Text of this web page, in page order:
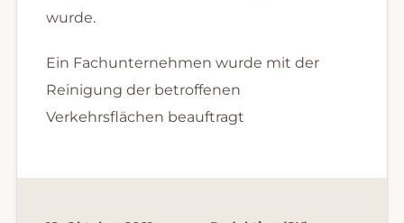
wurde.
Ein Fachunternehmen wurde mit der
Reinigung der betroffenen
Verkehrsflächen beauftragt